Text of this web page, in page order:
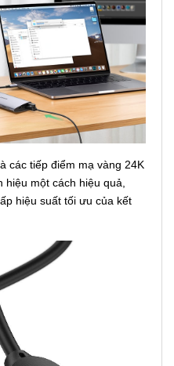
các tiếp điểm mạ vàng 24K
một cách hiệu quả,
hiệu suất tối ưu của kết